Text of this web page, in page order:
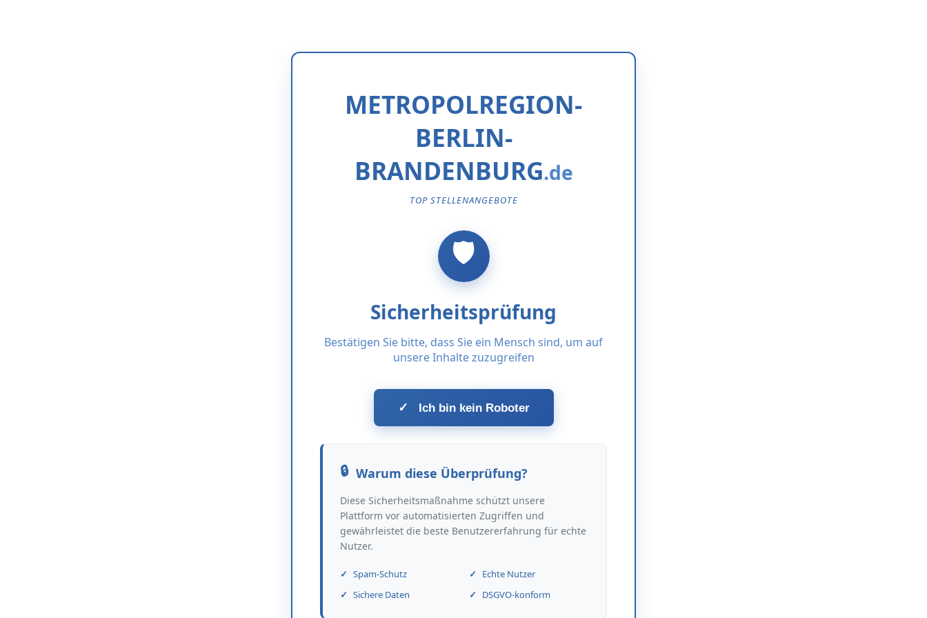
METROPOLREGION-
BERLIN-
BRANDENBURG
TOP STELLENANGEBOTE
Sicherheitsprüfung
Bestätigen Sie bitte, dass Sie ein Mensch sind, um auf
unsere Inhalte zuzugreifen
✓ Ich bin kein Roboter
Warum diese Überprüfung?
Diese Sicherheitsmaßnahme schützt unsere
Plattform vor automatisierten Zugriffen und
gewährleistet die beste Benutzererfahrung für echte
Nutzer.
Spam-Schutz
Echte Nutzer
Sichere Daten
DSGVO-konform